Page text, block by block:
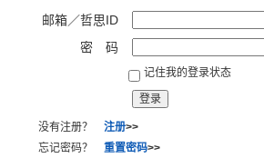
邮箱／哲思ID
密 码
记住我的登录状态
没有注册？ 注册>>
忘记密码？ 重置密码>>